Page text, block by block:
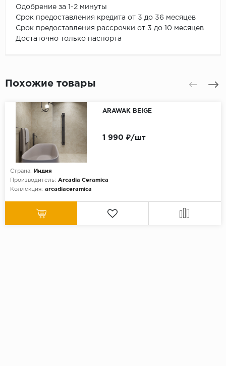
Одобрение за 1-2 минуты
Срок предоставления кредита от 3 до 36 месяцев
Срок предоставления рассрочки от 3 до 10 месяцев
Достаточно только паспорта
Похожие товары
ARAWAK BEIGE
Страна:
Индия
Производитель: Arcadia Ceramica
Коллекция: arcadiaceramica
1 990 ₽/шт